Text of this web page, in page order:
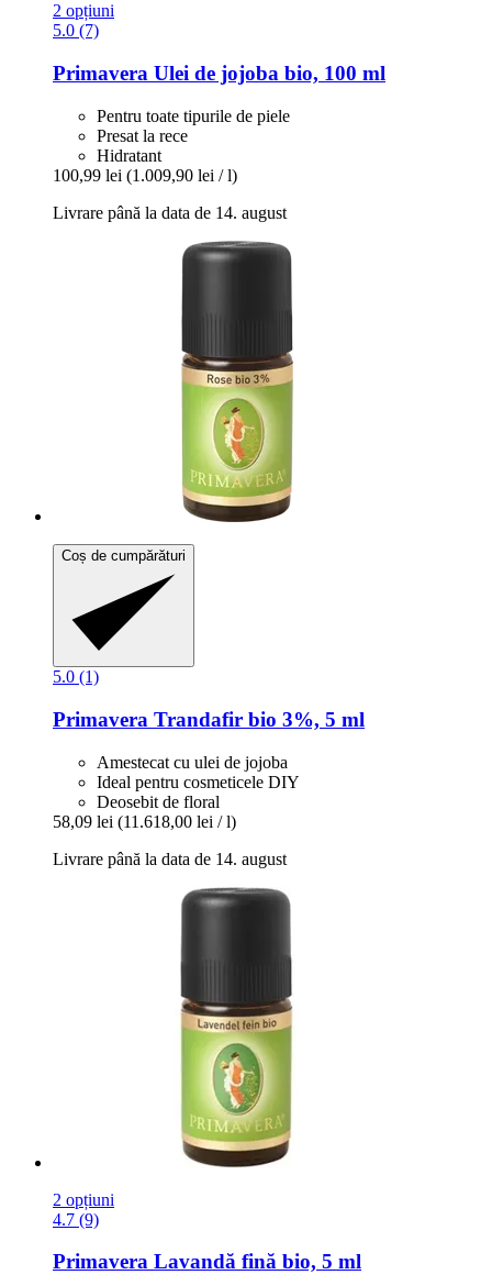
2 opțiuni
5.0 (7)
Primavera Ulei de jojoba bio, 100 ml
Pentru toate tipurile de piele
Presat la rece
Hidratant
100,99 lei (1.009,90 lei / l)
Livrare până la data de 14. august
Coș de cumpărături
5.0 (1)
Primavera Trandafir bio 3%, 5 ml
Amestecat cu ulei de jojoba
Ideal pentru cosmeticele DIY
Deosebit de floral
58,09 lei (11.618,00 lei / l)
Livrare până la data de 14. august
2 opțiuni
4.7 (9)
Primavera Lavandă fină bio, 5 ml